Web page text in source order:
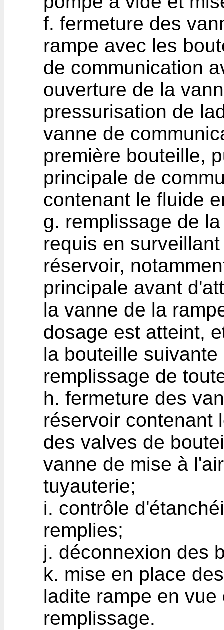
f. fermeture des
rampe avec les
de communication
ouverture de la
pressurisation de
vanne de
première bouteille,
principale de
contenant le fluide
g. remplissage de
requis en
réservoir,
principale avant
la vanne de la
dosage est atteint,
la bouteille
remplissage de
h. fermeture des
réservoir contenant
des valves de
vanne de mise à
tuyauterie;
i. contrôle
remplies;
j. déconnexion des
k. mise en place
ladite rampe en
remplissage.